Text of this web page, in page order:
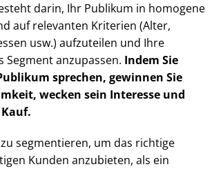
darin, Ihr Publikum in homogene
auf relevanten Kriterien (Alter,
usw.) aufzuteilen und Ihre
Segment anzupassen. Indem Sie
sprechen, gewinnen Sie
wecken sein Interesse und
segmentieren, um das richtige
Kunden anzubieten, als ein